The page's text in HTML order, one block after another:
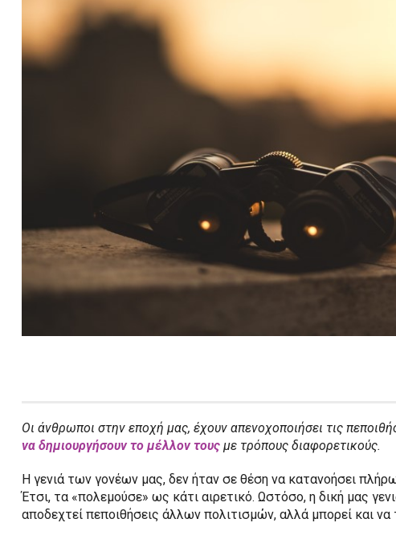
Οι άνθρωποι στην εποχή μας, έχουν απενοχοποιήσει τις
να δημιουργήσουν το μέλλον τους με τρόπους διαφορετικούς.
Η γενιά των γονέων μας, δεν ήταν σε θέση να κατανοήσει
Έτσι, τα «πολεμούσε» ως κάτι αιρετικό. Ωστόσο, η δική μας
αποδεχτεί πεποιθήσεις άλλων πολιτισμών, αλλά μπορεί και